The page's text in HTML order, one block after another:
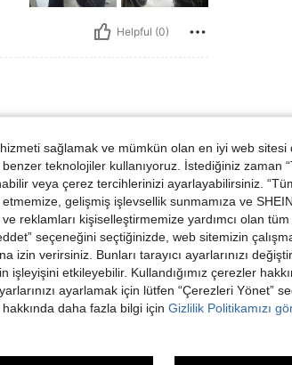
Helpful (0)
Dikdörtgen, KALÇA: 92 cm / 36 in, Bel: 83 cm / 33
Boyut:L
sağlamak ve mümkün olan en iyi web sitesi
teknolojiler kullanıyoruz. İstediğiniz zaman
veya çerez tercihlerinizi ayarlayabilirsiniz.
gelişmiş işlevsellik sunmamıza ve
reklamları kişiselleştirmemize yardımcı olan tüm
seçeneğini seçtiğinizde, web sitemizin
izin verirsiniz. Bunları tarayıcı ayarlarınızı
işleyişini etkileyebilir. Kullandığımız çerezler
ayarlamak için lütfen “Çerezleri Yönet”
hakkında daha fazla bilgi için Gizlilik Politikamızı